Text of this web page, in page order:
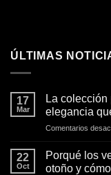
ÚLTIMAS
17
Mar
La
elegancia
Comentarios
22
Oct
Porqué los
otoño y